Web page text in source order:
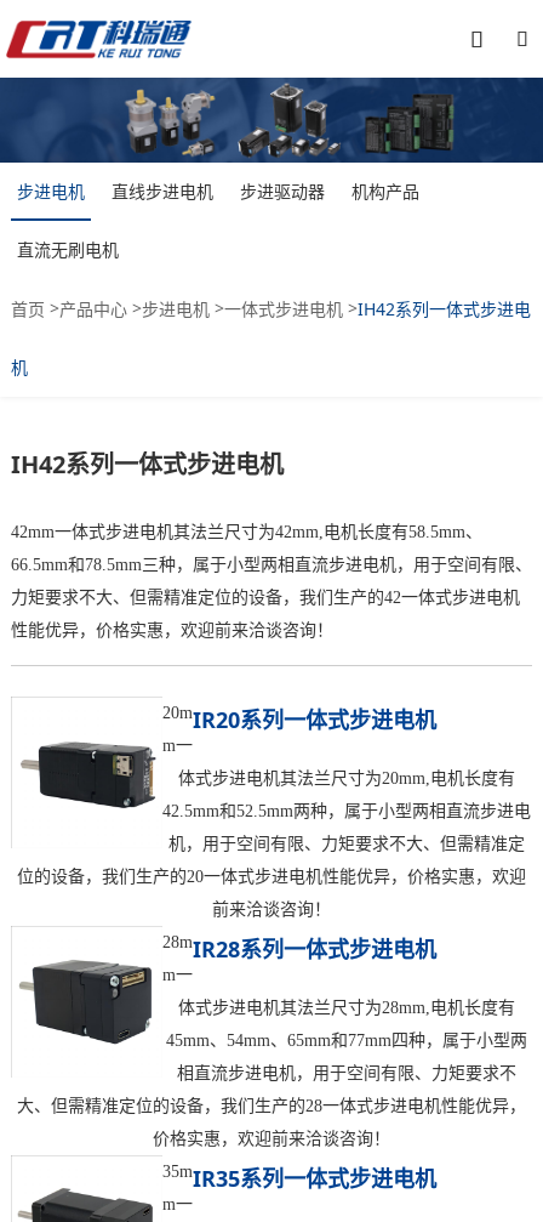


步进电机 直线步进电机 步进驱动器 机构产品
直流无刷电机
首页 >产品中心>步进电机>一体式步进电机>IH42系列一体式步进电
机
IH42系列一体式步进电机
42mm一体式步进电机其法兰尺寸为42mm,电机长度有58.5mm、
66.5mm和78.5mm三种，属于小型两相直流步进电机，用于空间有限、
力矩要求不大、但需精准定位的设备，我们生产的42一体式步进电机
性能优异，价格实惠，欢迎前来洽谈咨询！
IR20系列一体式步进电机
20m
m一
体式步进电机其法兰尺寸为20mm,电机长度有
42.5mm和52.5mm两种，属于小型两相直流步进电
机，用于空间有限、力矩要求不大、但需精准定
位的设备，我们生产的20一体式步进电机性能优异，价格实惠，欢迎
前来洽谈咨询！
IR28系列一体式步进电机
28m
m一
体式步进电机其法兰尺寸为28mm,电机长度有
45mm、54mm、65mm和77mm四种，属于小型两
相直流步进电机，用于空间有限、力矩要求不
大、但需精准定位的设备，我们生产的28一体式步进电机性能优异，
价格实惠，欢迎前来洽谈咨询！
IR35系列一体式步进电机
35m
m一